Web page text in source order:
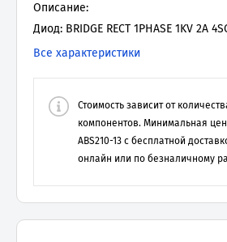
Описание:
Диод: BRIDGE RECT 1PHASE 1KV 2A
Все характеристики
Стоимость зависит от
компонентов. Минимальная
ABS210-13 с бесплатной
онлайн или по безналичному